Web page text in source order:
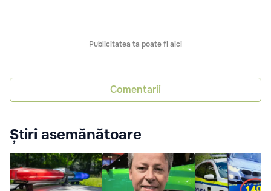
Publicitatea ta poate fi aici
Comentarii
Știri asemănătoare